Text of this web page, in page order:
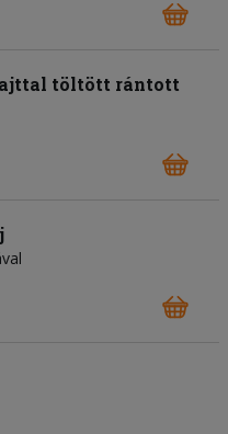
töltött rántott